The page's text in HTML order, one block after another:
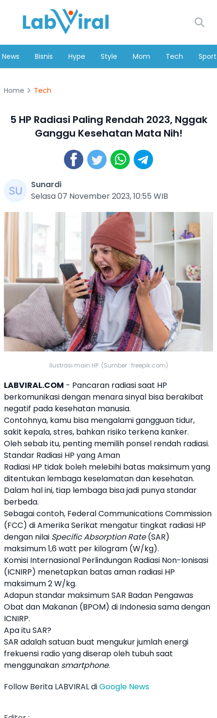
News Bisnis Hype Style Mom Tech Sport
Home Tech
5 HP Radiasi Paling Rendah 2023, Nggak
Ganggu Kesehatan Mata Nih!
Sunardi
Selasa 07 November 2023, 10:55 WIB
Ilustrasi main HP. (Sumber : freepik.com)
LABVIRAL.COM - Pancaran radiasisaat HP
berkomunikasi dengan menara sinyal bisa berakibat
negatif pada kesehatan manusia.
Contohnya, kamu bisa mengalami gangguan tidur,
sakit kepala, stres, bahkan risiko terkena kanker.
Oleh sebab itu, penting memilih ponsel rendah radiasi.
Standar Radiasi HP yang Aman
Radiasi HP tidak boleh melebihi batas maksimum yang
ditentukan lembaga keselamatan dan kesehatan.
Dalam hal ini, tiap lembaga bisa jadi punya standar
berbeda.
Sebagai contoh, Federal Communications Commission
(FCC) di Amerika Serikat mengatur tingkat radiasi HP
dengan nilai Specific Absorption Rate(SAR)
maksimum 1,6 watt per kilogram (W/kg).
Komisi Internasional Perlindungan Radiasi Non-Ionisasi
(ICNIRP) menetapkan batas aman radiasi HP
maksimum 2 W/kg.
Adapun standar maksimum SAR Badan Pengawas
Obat dan Makanan (BPOM) di Indonesia sama dengan
ICNIRP.
Apa itu SAR?
SAR adalah satuan buat mengukur jumlah energi
frekuensi radio yang diserap oleh tubuh saat
menggunakan smartphone.
Follow Berita LABVIRAL diGoogle News